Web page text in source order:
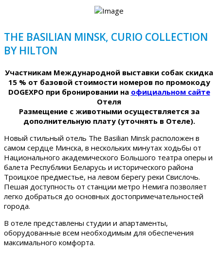
THE BASILIAN MINSK, CURIO COLLECTION
BY HILTON
Участникам Международной выставки собак скидка
15 % от базовой стоимости номеров по промокоду
DOGEXPO при бронировании на официальном сайте
Отеля
Размещение с животными осуществляется за
дополнительную плату (уточнять в Отеле).
Новый стильный отель The Basilian Minsk расположен в
самом сердце Минска, в нескольких минутах ходьбы от
Национального академического Большого театра оперы и
балета Республики Беларусь и исторического района
Троицкое предместье, на левом берегу реки Свислочь.
Пешая доступность от станции метро Немига позволяет
легко добраться до основных достопримечательностей
города.
В отеле представлены студии и апартаменты,
оборудованные всем необходимым для обеспечения
максимального комфорта.